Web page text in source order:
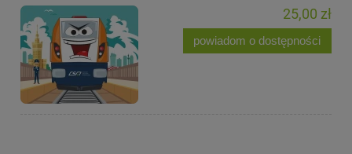
25,00 zł
powiadom o dostępności